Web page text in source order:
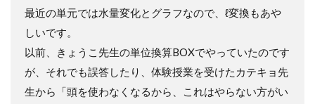
最近の単元では水量変化とグラフなので、ℓ変換もあや
しいです。
以前、きょうこ先生の単位換算BOXでやっていたのです
が、それでも誤答したり、体験授業を受けたカテキョ先
生から「頭を使わなくなるから、これはやらない方がい